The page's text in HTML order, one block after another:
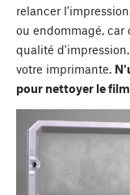
relancer
ou endommagé,
qualité
votre imprimante.
pour nettoyer le film